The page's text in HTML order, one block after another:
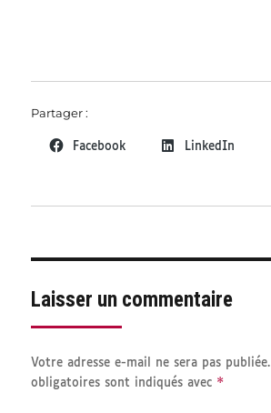
Partager :
Facebook LinkedIn
Laisser un commentaire
Votre adresse e-mail ne sera pas publiée.
obligatoires sont indiqués avec *